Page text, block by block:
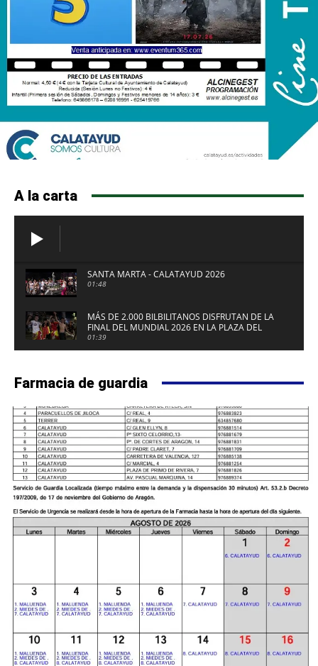
A la carta
SANTA MARTA - CALATAYUD 2026
01:48
MÁS DE 2.000 BILBILITANOS DISFRUTAN DE LA
FINAL DEL MUNDIAL 2026 EN LA PLAZA DEL
FUERTE DE CALATAYUD
01:39
Farmacia de guardia